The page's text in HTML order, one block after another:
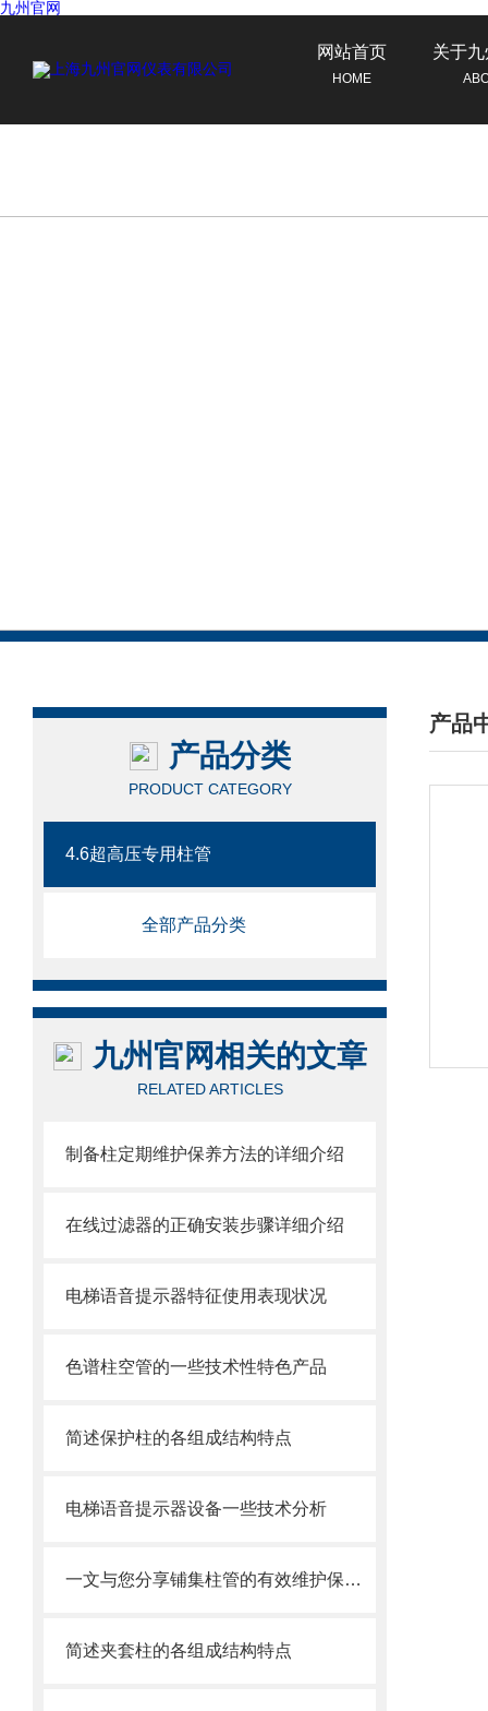
九州官网
网站首页
HOME
关于
产品分类
PRODUCT CATEGORY
4.6超高压专用柱管
全部产品分类
九州官网相关的文章
RELATED ARTICLES
制备柱定期维护保养方法的详细介绍
在线过滤器的正确安装步骤详细介绍
电梯语音提示器特征使用表现状况
色谱柱空管的一些技术性特色产品
简述保护柱的各组成结构特点
电梯语音提示器设备一些技术分析
一文与您分享铺集柱管的有效维护保养方法
简述夹套柱的各组成结构特点
产品
/